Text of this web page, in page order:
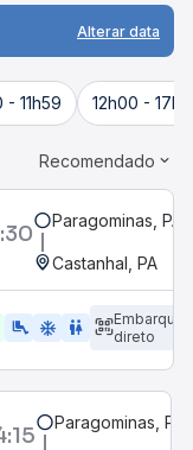
Alterar data
11h59 12h00 -
Recomendado
Paragominas, PA
Castanhal, PA
airline_seat_legroom_extra ac_unit wc
Embarque
direto
Paragominas, PA